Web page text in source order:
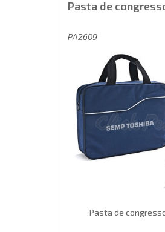
Pasta de
PA2609
Pasta de